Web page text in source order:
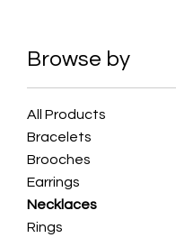
Browse by
All Products
Bracelets
Brooches
Earrings
Necklaces
Rings